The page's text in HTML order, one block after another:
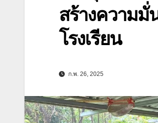
สร้างความ
โรงเรียน
ก.พ. 26, 2025